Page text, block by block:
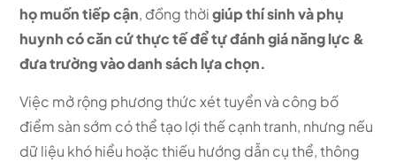
họ muốn tiếp cận, đồng thờigiúp thí sinh và phụ
huynh có căn cứ thực tế để tự đánh giá năng lực &
đưa trường vào danh sách lựa chọn.
Việc mở rộng phương thức xét tuyển và công bố
điểm sàn sớm có thể tạo lợi thế cạnh tranh, nhưng nếu
dữ liệu khó hiểu hoặc thiếu hướng dẫn cụ thể, thông